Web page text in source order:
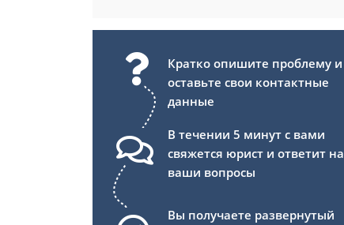
Кратко опишите проблему и
оставьте свои контактные
данные
В течении 5 минут с вами
свяжется юрист и ответит на
ваши вопросы
Вы получаете развернутый